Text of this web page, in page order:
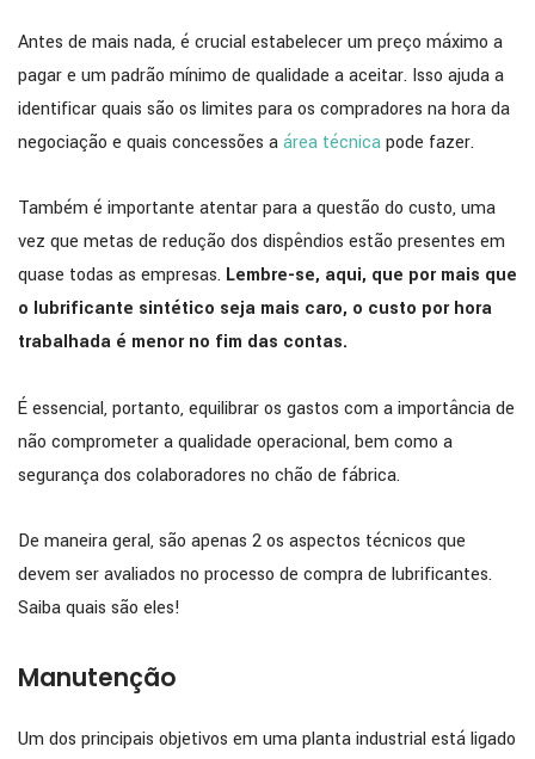
Antes de mais nada, é crucial estabelecer um preço máximo a
pagar e um padrão mínimo de qualidade a aceitar. Isso ajuda a
identificar quais são os limites para os compradores na hora da
negociação e quais concessões aárea técnicapode fazer.
Também é importante atentar para a questão do custo, uma
vez que metas de redução dos dispêndios estão presentes em
quase todas as empresas. Lembre-se, aqui, que por mais que
o lubrificante sintético seja mais caro, o custo por hora
trabalhada é menor no fim das contas.
É essencial, portanto, equilibrar os gastos com a importância de
não comprometer a qualidade operacional, bem como a
segurança dos colaboradores no chão de fábrica.
De maneira geral, são apenas 2 os aspectos técnicos que
devem ser avaliados no processo de compra de lubrificantes.
Saiba quais são eles!
Manutenção
Um dos principais objetivos em uma planta industrial está ligado